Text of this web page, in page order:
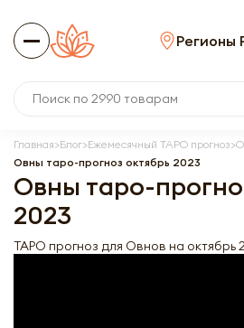
Регионы
Главная Блог Ежемесячный ТАРО прогноз
Овны таро-прогноз октябрь 2023
Овны таро-
2023
ТАРО прогноз для Овнов на октябрь